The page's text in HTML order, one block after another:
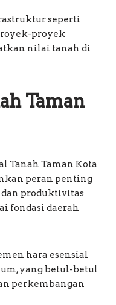
seperti
proyek
nilai tanah di
Taman
Tanah Taman Kota
peran penting
produktivitas
fondasi daerah
hara esensial
yang betul-betul
perkembangan